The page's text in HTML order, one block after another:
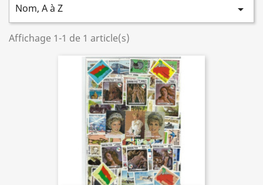
Nom, A à Z 
Affichage 1-1 de 1 article(s)